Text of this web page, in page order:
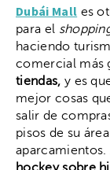
Dubái Mall es
para el
haciendo
comercial más
tiendas, y es
mejor cosas
salir de
pisos de su